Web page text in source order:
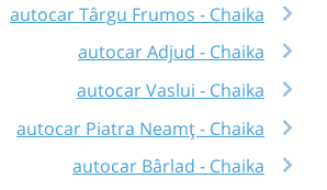
autocar Târgu Frumos - Chaika
autocar Adjud - Chaika
autocar Vaslui - Chaika
autocar Piatra Neamț - Chaika
autocar Bârlad - Chaika